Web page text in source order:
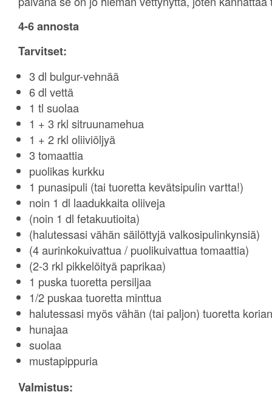
4-6 annosta
Tarvitset:
3 dl bulgur-vehnää
6 dl vettä
1 tl suolaa
1 + 3 rkl sitruunamehua
1 + 2 rkl oliiviöljyä
3 tomaattia
puolikas kurkku
1 punasipuli (tai tuoretta kevätsipulin vartta!)
noin 1 dl laadukkaita oliiveja
(noin 1 dl fetakuutioita)
(halutessasi vähän säilöttyjä valkosipulinkynsiä)
(4 aurinkokuivattua / puolikuivattua tomaattia)
(2-3 rkl pikkelöityä paprikaa)
1 puska tuoretta persiljaa
1/2 puskaa tuoretta minttua
halutessasi myös vähän (tai paljon) tuoretta
hunajaa
suolaa
mustapippuria
Valmistus: